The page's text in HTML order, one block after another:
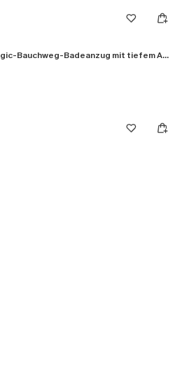
Blauer Magic-Bauchweg-Badeanzug mit tiefem Ausschnitt